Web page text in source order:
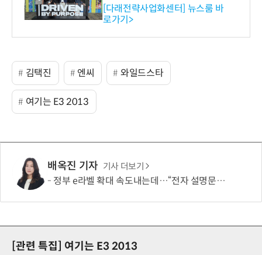
와의 비즈니스 미팅 지원…K
-바이오 해외 진출 교두보 확
보
[다래전략사업화센터] 뉴스룸 바
로가기>
김택진 엔씨 와일드스타
여기는 E3 2013
배옥진 기자 기사 더보기
정부 e라벨 확대 속도내는데…“전자 설명문, 종이보다 불편”
[관련 특집] 여기는 E3 2013